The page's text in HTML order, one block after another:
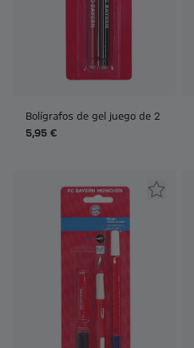
Bolígrafos de gel juego de 2
5,95 €